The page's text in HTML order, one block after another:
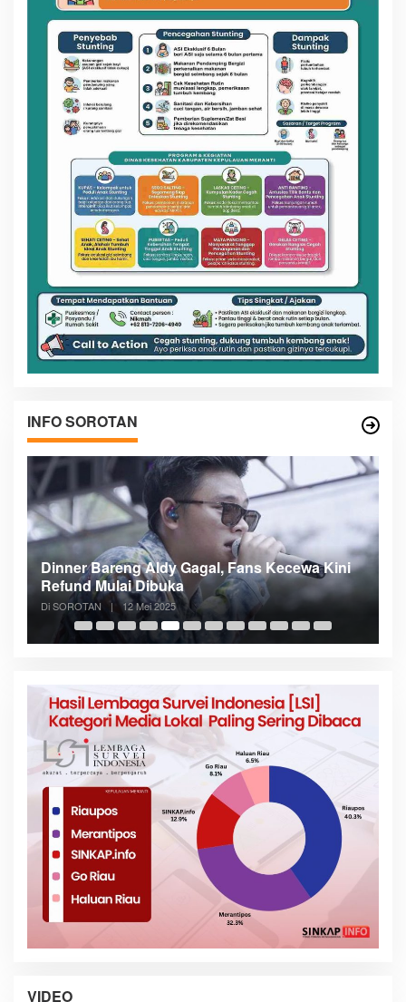
INFO SOROTAN
Kini
Meranti Incar Konektivitas Laut ke Kepri,
Bupati Asmar Lobi ASDP
Di SOROTAN | 6 Mei 2025
VIDEO